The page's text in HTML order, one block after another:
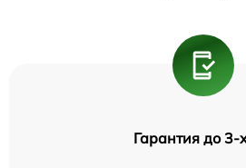
Гарантия до 3-